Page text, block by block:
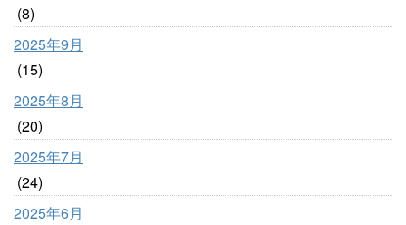
(8)
2025年9月
(15)
2025年8月
(20)
2025年7月
(24)
2025年6月